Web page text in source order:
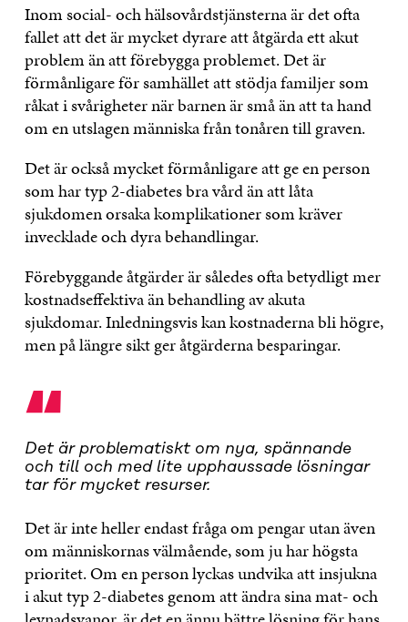
Inom social- och hälsovårdstjänsterna är det ofta
fallet att det är mycket dyrare att åtgärda ett akut
problem än att förebygga problemet. Det är
förmånligare för samhället att stödja familjer som
råkat i svårigheter när barnen är små än att ta hand
om en utslagen människa från tonåren till graven.
Det är också mycket förmånligare att ge en person
som har typ 2-diabetes bra vård än att låta
sjukdomen orsaka komplikationer som kräver
invecklade och dyra behandlingar.
Förebyggande åtgärder är således ofta betydligt mer
kostnadseffektiva än behandling av akuta
sjukdomar. Inledningsvis kan kostnaderna bli högre,
men på längre sikt ger åtgärderna besparingar.
“
Det är problematiskt om nya, spännande
och till och med lite upphaussade lösningar
tar för mycket resurser.
Det är inte heller endast fråga om pengar utan även
om människornas välmående, som ju har högsta
prioritet. Om en person lyckas undvika att insjukna
i akut typ 2-diabetes genom att ändra sina mat- och